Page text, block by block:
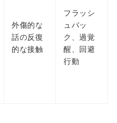
外傷的な
話の反復
的な接触
フラッシ
ュバッ
ク、過覚
醒、回避
行動